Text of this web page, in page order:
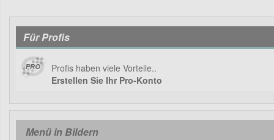
Für Profis
Profis haben viele Vorteile..
Erstellen Sie Ihr Pro-Konto
Menü in Bildern